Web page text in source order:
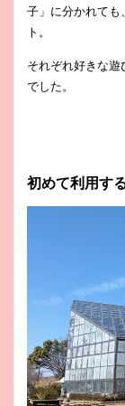
子」に分かれても
ト。
それぞれ好きな遊
でした。
初めて利用す